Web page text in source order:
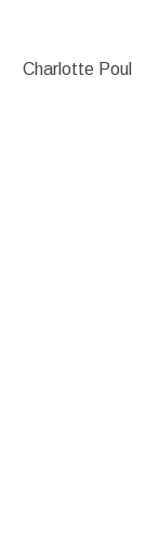
Charlotte Poul